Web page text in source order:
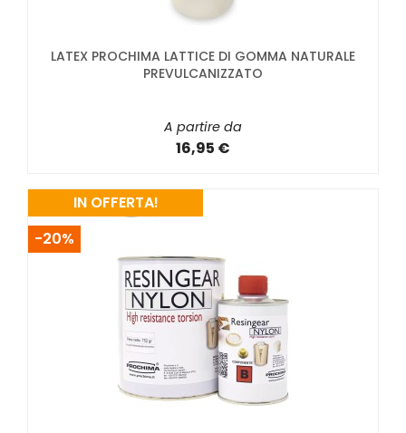
LATEX PROCHIMA LATTICE DI GOMMA NATURALE
PREVULCANIZZATO
A partire da
16,95 €
IN OFFERTA!
-20%